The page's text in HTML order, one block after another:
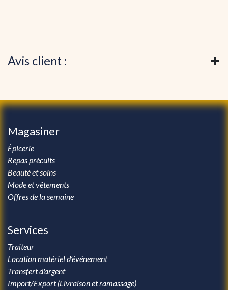
Avis client :
Magasiner
Épicerie
Repas précuits
Beauté et soins
Mode et vêtements
Offres de la semaine
Services
Traiteur
Location matériel d’événement
Transfert d'argent
Import/Export (Livraison et ramassage)